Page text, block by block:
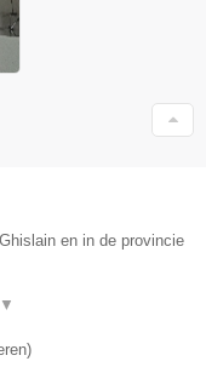
en in de provincie
▼
)